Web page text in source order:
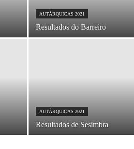
AUTÁRQUICAS 2021
Resultados do Barreiro
AUTÁRQUICAS 2021
Resultados de Sesimbra